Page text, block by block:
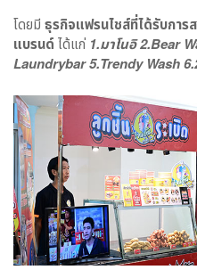
โดยมี ธุรกิจแฟรนไชส์ที่ได้รับการ
แบรนด์ ได้แก่ 1.มาโนอิ 2.Bear
Laundrybar5.Trendy Wash